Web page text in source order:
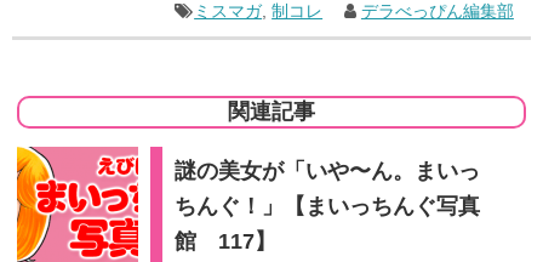
ミスマガ,制コレ デラべっぴん編集部
関連記事
謎の美女が「いや〜ん。まいっ
ちんぐ！」【まいっちんぐ写真
館 117】